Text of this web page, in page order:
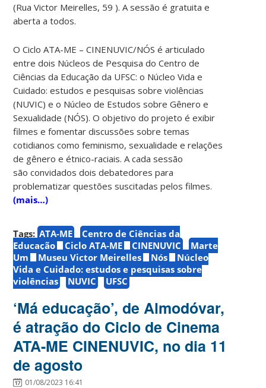
(Rua Victor Meirelles, 59 ). A sessão é gratuita e
aberta a todos.
O Ciclo ATA-ME – CINENUVIC/NÓS é articulado
entre dois Núcleos de Pesquisa do Centro de
Ciências da Educação da UFSC: o Núcleo Vida e
Cuidado: estudos e pesquisas sobre violências
(NUVIC) e o Núcleo de Estudos sobre Gênero e
Sexualidade (NÓS). O objetivo do projeto é exibir
filmes e fomentar discussões sobre temas
cotidianos como feminismo, sexualidade e relações
de gênero e étnico-raciais. A cada sessão
são convidados dois debatedores para
problematizar questões suscitadas pelos filmes.
(mais…)
Tags: ATA-ME
Centro de Ciências da
Educação
Ciclo ATA-ME CINENUVIC
Marte
Um
Museu Victor Meirelles Nós
Núcleo
Vida e Cuidado: estudos e pesquisas sobre
violências
NUVIC UFSC
‘Má educação’, de Almodóvar,
é atração do Ciclo de Cinema
ATA-ME CINENUVIC, no dia 11
de agosto
01/08/2023 16:41